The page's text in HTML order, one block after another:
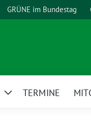
GRÜNE im Bundestag
ZeigeTERMINE